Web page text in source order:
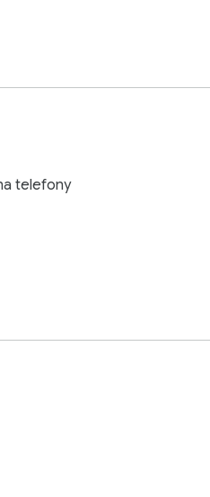
telefony